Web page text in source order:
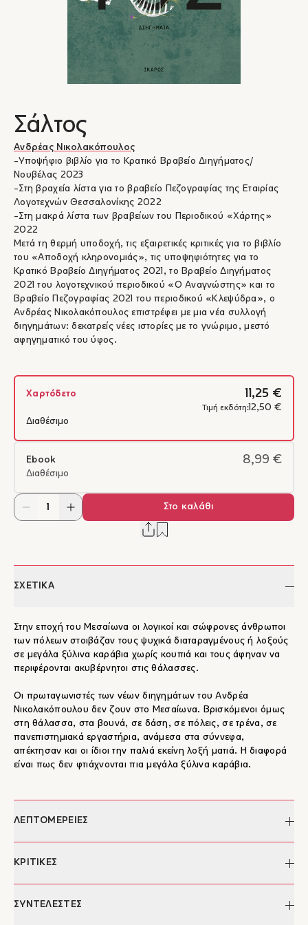
Σάλτος
Ανδρέας Νικολακόπουλος
-Υποψήφιο βιβλίο για το Κρατικό Βραβείο Διηγήματος/
Νουβέλας 2023
-Στη βραχεία λίστα για το βραβείο Πεζογραφίας της Εταιρίας
Λογοτεχνών Θεσσαλονίκης 2022
-Στη μακρά λίστα των βραβείων του Περιοδικού «Χάρτης»
2022
Μετά τη θερμή υποδοχή, τις εξαιρετικές κριτικές για το βιβλίο
του «Αποδοχή κληρονομιάς», τις υποψηφιότητες για το
Κρατικό Βραβείο Διηγήματος 2021, το Βραβείο Διηγήματος
2021 του λογοτεχνικού περιοδικού «Ο Αναγνώστης» και το
Βραβείο Πεζογραφίας 2021 του περιοδικού «Κλεψύδρα», ο
Ανδρέας Νικολακόπουλος επιστρέφει με μια νέα συλλογή
διηγημάτων: δεκατρείς νέες ιστορίες με το γνώριμο, μεστό
αφηγηματικό του ύφος.
Χαρτόδετο 11,25 €
Τιμή εκδότη: 12,50 €
Διαθέσιμο
Ebook 8,99 €
Διαθέσιμο
Στο καλάθι
ΣΧΕΤΙΚΑ
Στην εποχή του Μεσαίωνα οι λογικοί και σώφρονες άνθρωποι
των πόλεων στοιβάζαν τους ψυχικά διαταραγμένους ή λοξούς
σε μεγάλα ξύλινα καράβια χωρίς κουπιά και τους άφηναν να
περιφέρονται ακυβέρνητοι στις θάλασσες.
Οι πρωταγωνιστές των νέων διηγημάτων του Ανδρέα
Νικολακόπουλου δεν ζουν στο Μεσαίωνα. Βρισκόμενοι όμως
στη θάλασσα, στα βουνά, σε δάση, σε πόλεις, σε τρένα, σε
πανεπιστημιακά εργαστήρια, ανάμεσα στα σύννεφα,
απέκτησαν και οι ίδιοι την παλιά εκείνη λοξή ματιά. Η διαφορά
είναι πως δεν φτιάχνονται πια μεγάλα ξύλινα καράβια.
ΛΕΠΤΟΜΕΡΕΙΕΣ
Συγγραφέας:
Ημερομηνία έκδοσης:
ΚΡΙΤΙΚΕΣ
"...Με λυρική και κατά τόπους ποιητική εκφορά του λόγου, ο
ΣΥΝΤΕΛΕΣΤΕΣ